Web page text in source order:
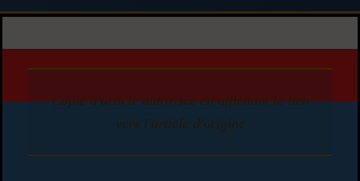
Copie d'article autorisée en affichant le lien
vers l'article d'origine